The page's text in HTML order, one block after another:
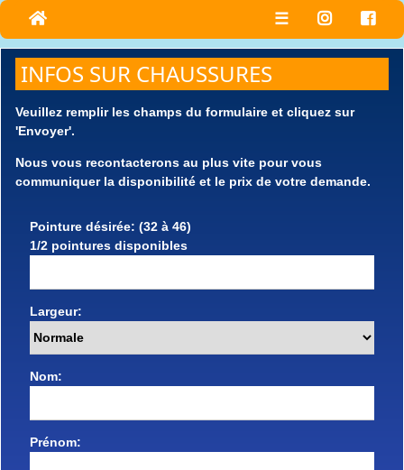
☰
INFOS SUR CHAUSSURES
Veuillez remplir les champs du formulaire et cliquez sur
'Envoyer'.
Nous vous recontacterons au plus vite pour vous
communiquer la disponibilité et le prix de votre demande.
Pointure désirée: (32 à 46)
1/2 pointures disponibles
Largeur:
Nom:
Prénom: